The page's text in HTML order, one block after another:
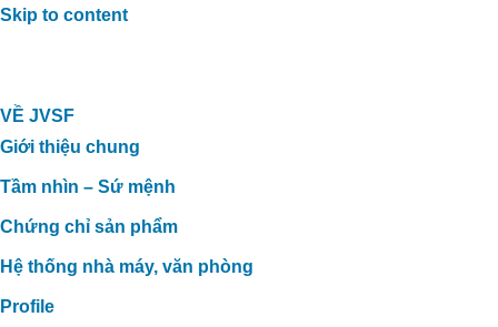
Skip to content
VỀ JVSF
Giới thiệu chung
Tầm nhìn – Sứ mệnh
Chứng chỉ sản phẩm
Hệ thống nhà máy, văn phòng
Profile